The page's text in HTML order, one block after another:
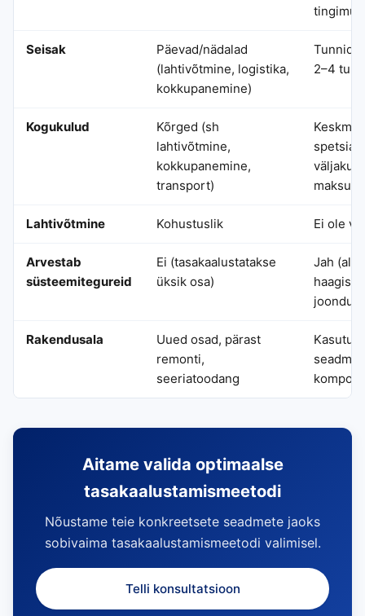
Seisak
Päevad/nädalad
(lahtivõtmine, logistika,
kokkupanemine)
Tunnid
2–4
Kogukulud
Kõrged (sh
lahtivõtmine,
kokkupanemine,
transport)
Lahtivõtmine Kohustuslik Ei ole
Arvestab
süsteemitegureid
Ei (tasakaalustatakse
üksik osa)
Jah
joondus)
Rakendusala
Uued osad, pärast
remonti,
seeriatoodang
Aitame valida optimaalse
tasakaalustamismeetodi
Nõustame teie konkreetsete seadmete jaoks
sobivaima tasakaalustamismeetodi valimisel.
Telli konsultatsioon